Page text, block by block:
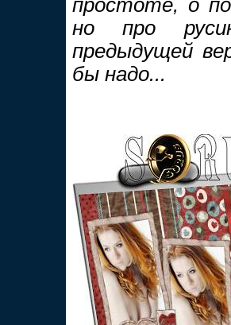
простоте, о
но про
предыдущей
бы надо...